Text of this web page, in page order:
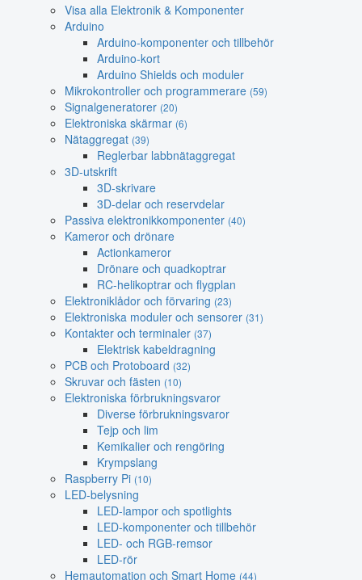
Visa alla Elektronik & Komponenter
Arduino
Arduino-komponenter och tillbehör
Arduino-kort
Arduino Shields och moduler
Mikrokontroller och programmerare (59)
Signalgeneratorer (20)
Elektroniska skärmar (6)
Nätaggregat (39)
Reglerbar labbnätaggregat
3D-utskrift
3D-skrivare
3D-delar och reservdelar
Passiva elektronikkomponenter (40)
Kameror och drönare
Actionkameror
Drönare och quadkoptrar
RC-helikoptrar och flygplan
Elektroniklådor och förvaring (23)
Elektroniska moduler och sensorer (31)
Kontakter och terminaler (37)
Elektrisk kabeldragning
PCB och Protoboard (32)
Skruvar och fästen (10)
Elektroniska förbrukningsvaror
Diverse förbrukningsvaror
Tejp och lim
Kemikalier och rengöring
Krympslang
Raspberry Pi (10)
LED-belysning
LED-lampor och spotlights
LED-komponenter och tillbehör
LED- och RGB-remsor
LED-rör
Hemautomation och Smart Home (44)